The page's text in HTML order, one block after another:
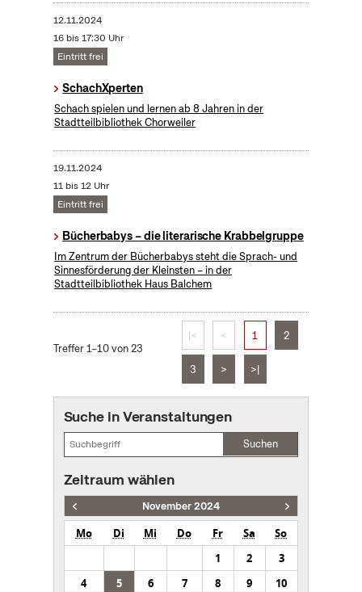
12.11.2024
16 bis 17:30 Uhr
Eintritt frei
SchachXperten
Schach spielen und lernen ab 8 Jahren in der
Stadtteilbibliothek Chorweiler
19.11.2024
11 bis 12 Uhr
Eintritt frei
Bücherbabys – die literarische Krabbelgruppe
Im Zentrum der Bücherbabys steht die Sprach- und
Sinnesförderung der Kleinsten – in der
Stadtteilbibliothek Haus Balchem
Treffer 1–10 von 23
|< < 1 2
3 > >|
Suche in Veranstaltungen
Suchen
Zeitraum wählen
November 2024
Mo Di Mi Do Fr Sa
So
1
2
3
4
5 6 7 8 9
10